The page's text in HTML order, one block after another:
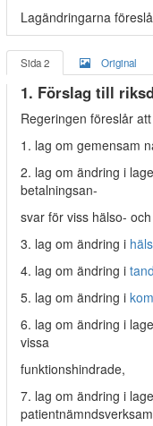
Lagändringarna
Sida 2 Original
1. Förslag till
Regeringen föreslår
1. lag om gemensam
2. lag om ändring i
betalningsan-
svar för viss hälso-
3. lag om ändring i
4. lag om ändring i
5. lag om ändring i
6. lag om ändring i
vissa
funktionshindrade,
7. lag om ändring i